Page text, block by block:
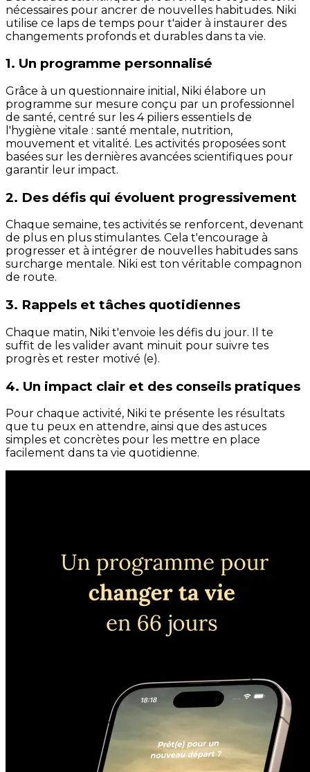
nécessaires pour ancrer de nouvelles habitudes. Niki
utilise ce laps de temps pour t'aider à instaurer des
changements profonds et durables dans ta vie.
1. Un programme personnalisé
Grâce à un questionnaire initial, Niki élabore un
programme sur mesure conçu par un professionnel
de santé, centré sur les 4 piliers essentiels de
l'hygiène vitale : santé mentale, nutrition,
mouvement et vitalité. Les activités proposées sont
basées sur les dernières avancées scientifiques pour
garantir leur impact.
2. Des défis qui évoluent progressivement
Chaque semaine, tes activités se renforcent, devenant
de plus en plus stimulantes. Cela t'encourage à
progresser et à intégrer de nouvelles habitudes sans
surcharge mentale. Niki est ton véritable compagnon
de route.
3. Rappels et tâches quotidiennes
Chaque matin, Niki t'envoie les défis du jour. Il te
suffit de les valider avant minuit pour suivre tes
progrès et rester motivé (e).
4. Un impact clair et des conseils pratiques
Pour chaque activité, Niki te présente les résultats
que tu peux en attendre, ainsi que des astuces
simples et concrètes pour les mettre en place
facilement dans ta vie quotidienne.